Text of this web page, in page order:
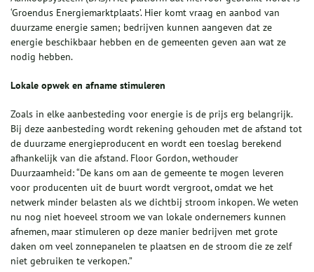
‘Groendus Energiemarktplaats’. Hier komt vraag en aanbod van
duurzame energie samen; bedrijven kunnen aangeven dat ze
energie beschikbaar hebben en de gemeenten geven aan wat ze
nodig hebben.
Lokale opwek en afname stimuleren
Zoals in elke aanbesteding voor energie is de prijs erg belangrijk.
Bij deze aanbesteding wordt rekening gehouden met de afstand tot
de duurzame energieproducent en wordt een toeslag berekend
afhankelijk van die afstand. Floor Gordon, wethouder
Duurzaamheid: “De kans om aan de gemeente te mogen leveren
voor producenten uit de buurt wordt vergroot, omdat we het
netwerk minder belasten als we dichtbij stroom inkopen. We weten
nu nog niet hoeveel stroom we van lokale ondernemers kunnen
afnemen, maar stimuleren op deze manier bedrijven met grote
daken om veel zonnepanelen te plaatsen en de stroom die ze zelf
niet gebruiken te verkopen.”